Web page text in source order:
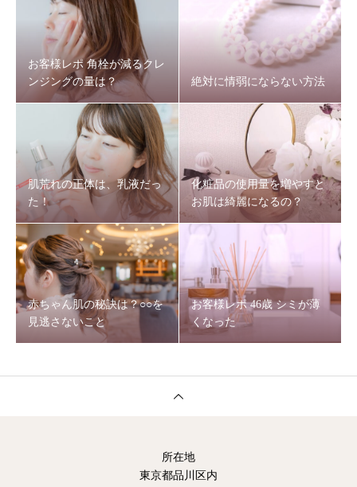
お客様レポ 角栓が減るクレ
ンジングの量は？
絶対に情弱にならない方法
肌荒れの正体は、乳液だっ
た！
化粧品の使用量を増やすと
お肌は綺麗になるの？
赤ちゃん肌の秘訣は？○○を
見逃さないこと
お客様レポ 46歳 シミが薄
くなった
所在地
東京都品川区内